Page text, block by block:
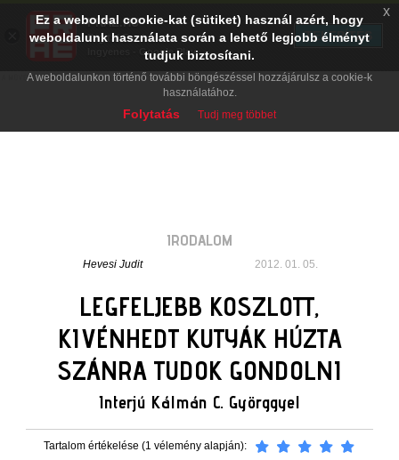
IRODALOM
Hevesi Judit 2012. 01. 05.
LEGFELJEBB KOSZLOTT,
KIVÉNHEDT KUTYÁK HÚZTA
SZÁNRA TUDOK GONDOLNI
Interjú Kálmán C. Györggyel
Tartalom értékelése (1 vélemény alapján):
Ez a weboldal cookie-kat (sütiket) használ azért, hogy
weboldalunk használata során a lehető legjobb élményt
tudjuk biztosítani.
A weboldalunkon történő további böngészéssel hozzájárulsz a cookie-k
használatához.
Folytatás Tudj meg többet
x
PRAE.HU
Digital Evolution
Ingyenes - Google Play
TELEPÍTÉS